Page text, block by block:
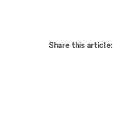
Share this article: